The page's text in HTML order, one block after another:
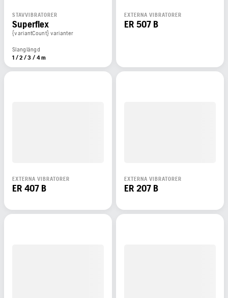
STAVVIBRATORER
Superflex
{variantCount} varianter
Slanglängd
1 / 2 / 3 / 4 m
EXTERNA VIBRATORER
ER 507 B
EXTERNA VIBRATORER
ER 407 B
EXTERNA VIBRATORER
ER 207 B